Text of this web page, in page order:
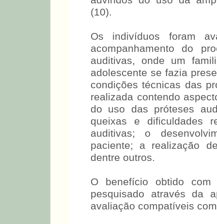
(10).
Os indivíduos foram
acompanhamento do
auditivas, onde um
adolescente se fazia
condições técnicas das
realizada contendo
do uso das próteses
queixas e dificuldades
auditivas; o
paciente; a realização
dentre outros.
O benefício obtido
pesquisado através da
avaliação compatíveis